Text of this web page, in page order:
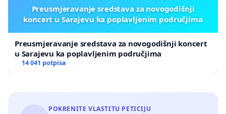
Preusmjeravanje sredstava za novogodišnji
koncert u Sarajevu ka poplavljenim područjima
Preusmjeravanje sredstava za novogodišnji koncert
u Sarajevu ka poplavljenim područjima
14 041 potpisa
POKRENITE VLASTITU PETICIJU